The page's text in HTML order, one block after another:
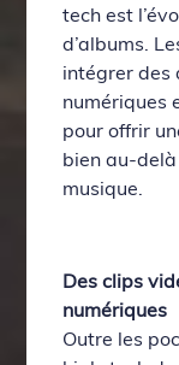
tech est
d’albums.
intégrer des
numériques
pour offrir
bien au-
musique.
Des clips
numériques
Outre les